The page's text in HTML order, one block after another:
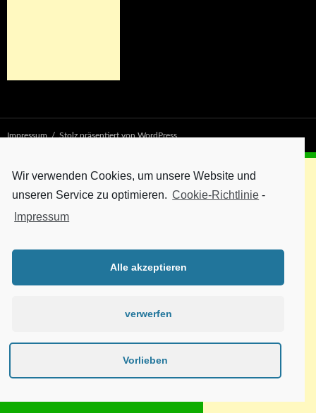
Wir verwenden Cookies, um unsere Website und
unseren Service zu optimieren. Cookie-Richtlinie -
Impressum
Alle akzeptieren
verwerfen
Vorlieben
Impressum Stolz präsentiert von WordPress